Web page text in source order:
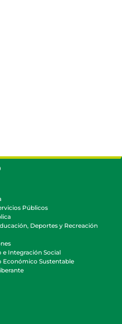
Públicos
Deportes y Recreación
e Integración Social
Económico Sustentable